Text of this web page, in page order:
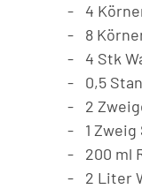
4
8
4 Stk
0,5
2
1 Zweig
200 ml
2 Liter